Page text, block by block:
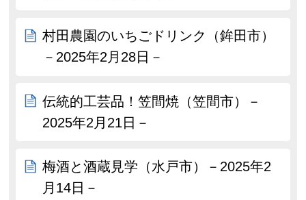
村田農園のいちごドリンク（鉾田市）
－2025年2月28日－
伝統的工芸品！笠間焼（笠間市）－
2025年2月21日－
梅酒と酒蔵見学（水戸市）－2025年2
月14日－